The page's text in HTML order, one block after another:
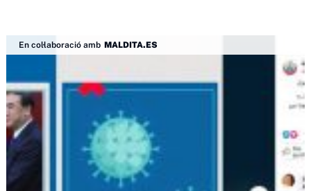
En col·laboració amb MALDITA.ES